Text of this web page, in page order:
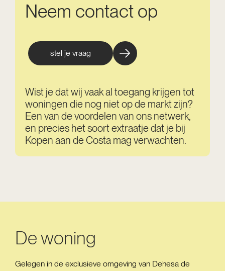
Neem contact op
stel je vraag
Wist je dat wij vaak al toegang krijgen tot
woningen die nog niet op de markt zijn?
Een van de voordelen van ons netwerk,
en precies het soort extraatje dat je bij
Kopen aan de Costa mag verwachten.
De woning
Gelegen in de exclusieve omgeving van Dehesa de